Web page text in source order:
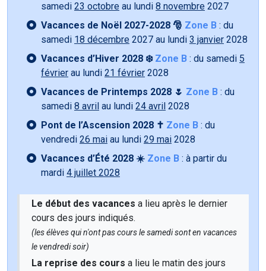
samedi 23 octobre au lundi 8 novembre 2027
Vacances de Noël 2027-2028 🎅 Zone B : du
samedi 18 décembre 2027 au lundi 3 janvier 2028
Vacances d’Hiver 2028 ❄️ Zone B : du samedi 5
février au lundi 21 février 2028
Vacances de Printemps 2028 🌷 Zone B : du
samedi 8 avril au lundi 24 avril 2028
Pont de l’Ascension 2028 ✝️ Zone B : du
vendredi 26 mai au lundi 29 mai 2028
Vacances d’Été 2028 ☀️ Zone B : à partir du
mardi 4 juillet 2028
Le début des vacances a lieu après le dernier
cours des jours indiqués.
(les élèves qui n'ont pas cours le samedi sont en vacances
le vendredi soir)
La reprise des cours a lieu le matin des jours